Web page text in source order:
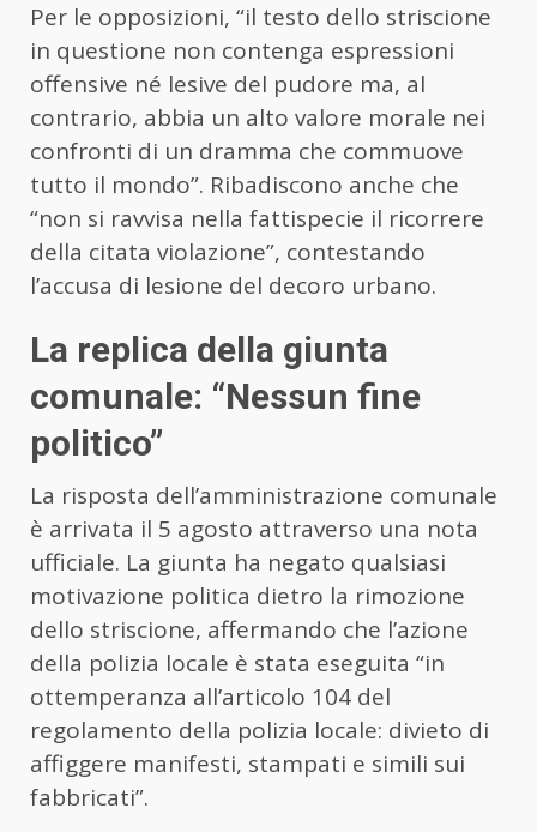
Per le opposizioni, “il testo dello striscione
in questione non contenga espressioni
offensive né lesive del pudore ma, al
contrario, abbia un alto valore morale nei
confronti di un dramma che commuove
tutto il mondo”. Ribadiscono anche che
“non si ravvisa nella fattispecie il ricorrere
della citata violazione”, contestando
l’accusa di lesione del decoro urbano.
La replica della giunta
comunale: “Nessun fine
politico”
La risposta dell’amministrazione comunale
è arrivata il 5 agosto attraverso una nota
ufficiale. La giunta ha negato qualsiasi
motivazione politica dietro la rimozione
dello striscione, affermando che l’azione
della polizia locale è stata eseguita “in
ottemperanza all’articolo 104 del
regolamento della polizia locale: divieto di
affiggere manifesti, stampati e simili sui
fabbricati”.